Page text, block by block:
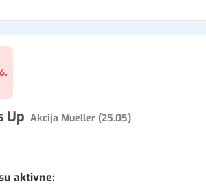
Up Akcija Mueller (25.05)
aktivne: